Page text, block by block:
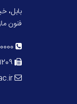
فنون